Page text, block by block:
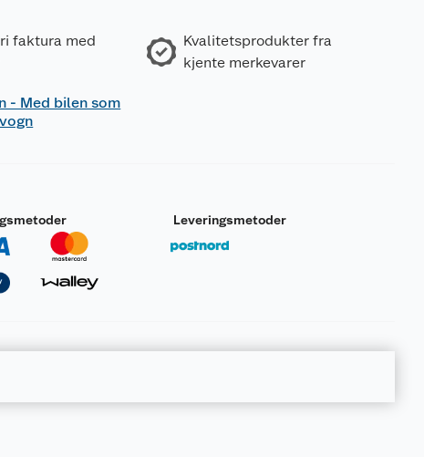
faktura med
Kvalitetsprodukter fra
kjente merkevarer
- Med bilen som
Leveringsmetoder